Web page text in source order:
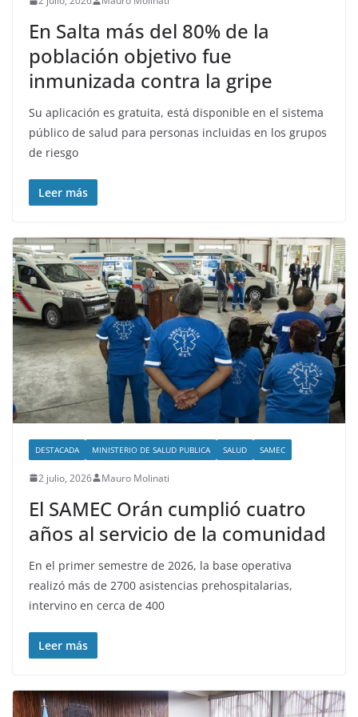
En Salta más del 80% de la
población objetivo fue
inmunizada contra la gripe
Su aplicación es gratuita, está disponible en el sistema
público de salud para personas incluidas en los grupos
de riesgo
Leer más
DESTACADA MINISTERIO DE SALUD PUBLICA SALUD SAMEC
2 julio, 2026 Mauro Molinati
El SAMEC Orán cumplió cuatro
años al servicio de la comunidad
En el primer semestre de 2026, la base operativa
realizó más de 2700 asistencias prehospitalarias,
intervino en cerca de 400
Leer más